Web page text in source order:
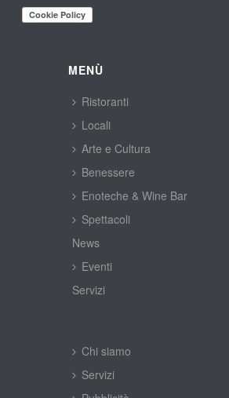
MENÙ
Ristoranti
Locali
Arte e Cultura
Benessere
Enoteche & Wine Bar
Spettacoli
New
Eventi
Servizi
Chi siamo
Servizi